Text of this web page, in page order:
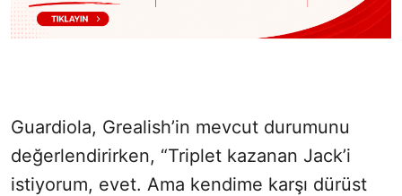
Guardiola, Grealish’in mevcut durumunu
değerlendirirken, “Triplet kazanan Jack’i
istiyorum, evet. Ama kendime karşı dürüst